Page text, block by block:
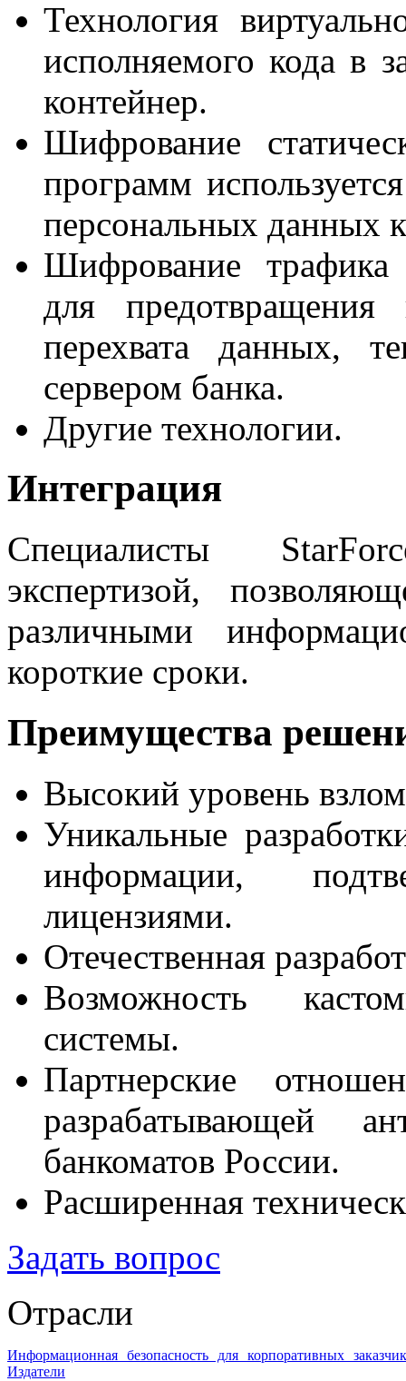
Технология
исполняемого кода в
контейнер.
Шифрование
программ
персональных данных
Шифрование трафика
для
перехвата данных,
сервером банка.
Другие технологии.
Интеграция
Специалисты
экспертизой,
различными
короткие сроки.
Преимущества
Высокий уровень
Уникальные
информации,
лицензиями.
Отечественная
Возможность
системы.
Партнерские
разрабатывающей
банкоматов России.
Расширенная
Задать вопрос
Отрасли
Информационная безопасность для корпоративных
Издатели